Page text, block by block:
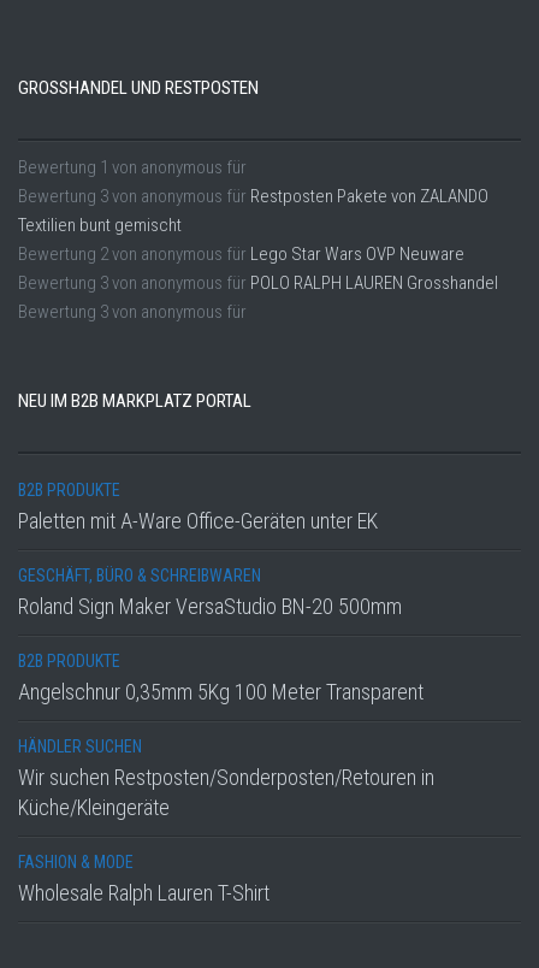
GROSSHANDEL UND RESTPOSTEN
Bewertung 1 von anonymous für
Bewertung 3von anonymous für Restposten Pakete von ZALANDO
Textilien bunt gemischt
Bewertung 2von anonymous für Lego Star Wars OVP Neuware
Bewertung 3von anonymous für POLO RALPH LAUREN Grosshandel
Bewertung 3von anonymous für
NEU IM B2B MARKPLATZ PORTAL
B2B PRODUKTE
Paletten mit A-Ware Office-Geräten unter EK
GESCHÄFT, BÜRO & SCHREIBWAREN
Roland Sign Maker VersaStudio BN-20 500mm
B2B PRODUKTE
Angelschnur 0,35mm 5Kg 100 Meter Transparent
HÄNDLER SUCHEN
Wir suchen Restposten/Sonderposten/Retouren in
Küche/Kleingeräte
FASHION & MODE
Wholesale Ralph Lauren T-Shirt